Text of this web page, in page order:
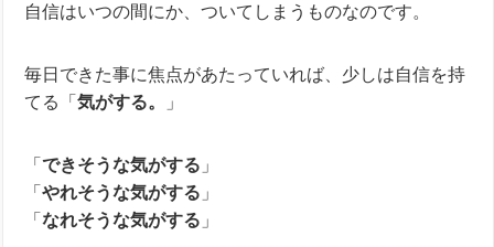
自信はいつの間にか、ついてしまうものなのです。
毎日できた事に焦点があたっていれば、少しは自信を持
てる「 気がする。 」
「 できそうな気がする 」
「 やれそうな気がする 」
「 なれそうな気がする 」